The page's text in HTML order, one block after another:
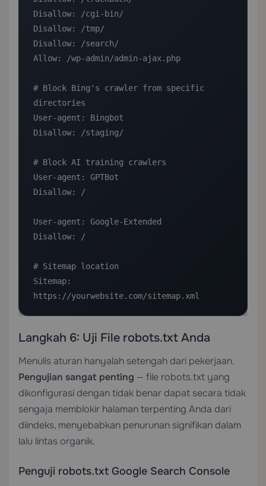
Disallow: /cgi-bin/
Disallow: /tmp/
Disallow: /search/
Allow: /wp-admin/admin-ajax.php
# Block Bing's crawler from specific
directories
User-agent: Bingbot
Disallow: /staging/
# Block AI training crawlers
User-agent: GPTBot
Disallow: /
User-agent: Google-Extended
Disallow: /
# Sitemap location
Sitemap:
https://yourwebsite.com/sitemap.xml
Langkah 6: Uji File robots.txt Anda
Menulis aturan hanyalah setengah dari pekerjaan.
Pengujian sangat penting — file robots.txt yang
dikonfigurasi dengan tidak benar dapat secara tidak
sengaja memblokir halaman terpenting Anda dari
diindeks, menyebabkan penurunan signifikan dalam
lalu lintas organik.
Penguji robots.txt Google Search Console